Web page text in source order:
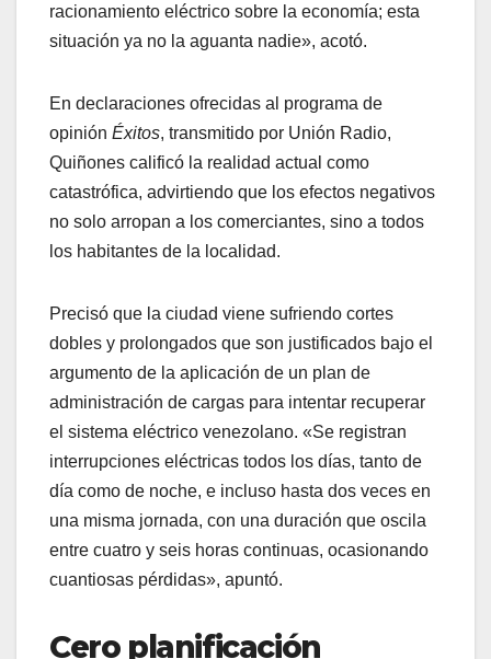
racionamiento eléctrico sobre la economía; esta
situación ya no la aguanta nadie», acotó.
​En declaraciones ofrecidas al programa de
opinión Éxitos, transmitido por Unión Radio,
Quiñones calificó la realidad actual como
catastrófica, advirtiendo que los efectos negativos
no solo arropan a los comerciantes, sino a todos
los habitantes de la localidad.
​Precisó que la ciudad viene sufriendo cortes
dobles y prolongados que son justificados bajo el
argumento de la aplicación de un plan de
administración de cargas para intentar recuperar
el sistema eléctrico venezolano. «Se registran
interrupciones eléctricas todos los días, tanto de
día como de noche, e incluso hasta dos veces en
una misma jornada, con una duración que oscila
entre cuatro y seis horas continuas, ocasionando
cuantiosas pérdidas», apuntó.
Cero planificación